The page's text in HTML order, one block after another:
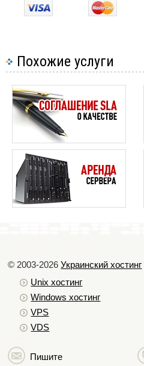
Похожие услуги
© 2003-2026Украинский хостинг
Unix хостинг
Windows хостинг
VPS
VDS
Пишите